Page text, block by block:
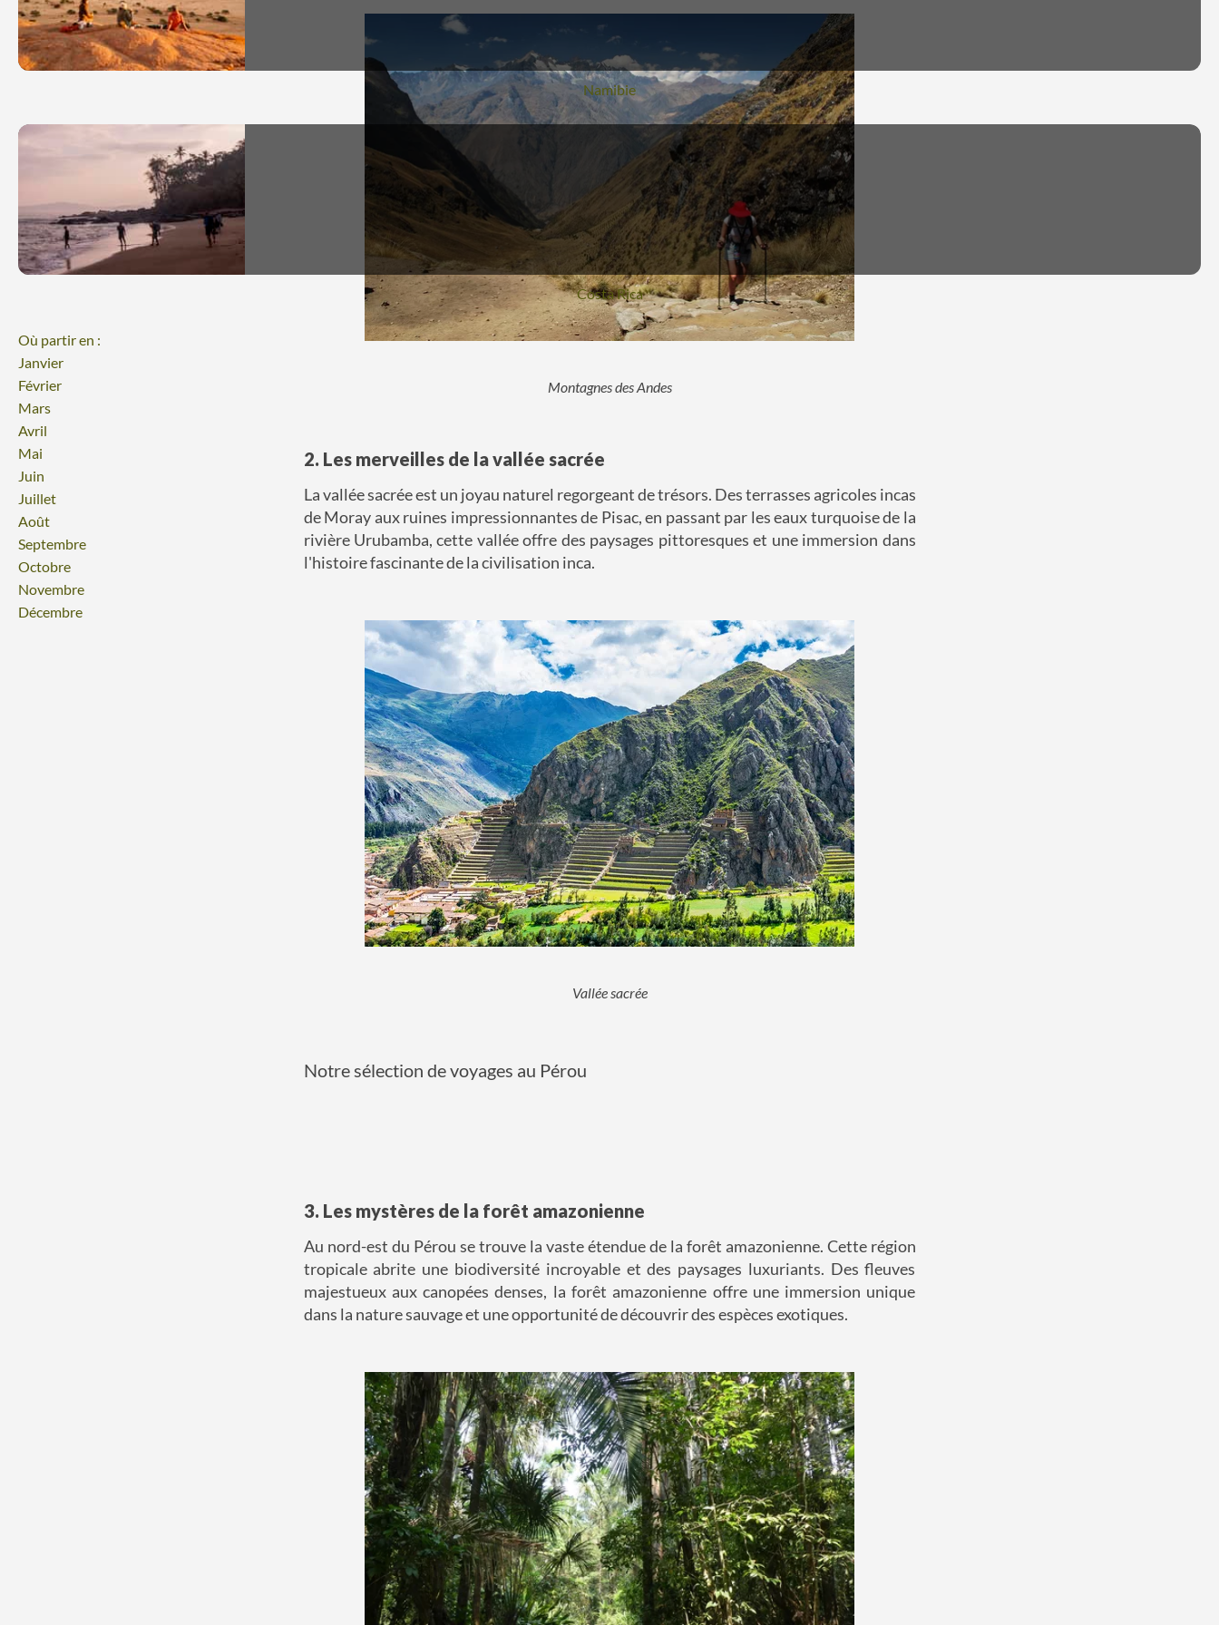
Voyage
Namibie
Voyage
Costa Rica
Où partir en :
Janvier
Février
Mars
Avril
Mai
Juin
Juillet
Août
Septembre
Octobre
Novembre
Décembre
Montagnes des Andes
2. Les merveilles de la vallée sacrée
La vallée sacrée est un joyau naturel regorgeant de trésors. Des terrasses agricoles incas
de Moray aux ruines impressionnantes de Pisac, en passant par les eaux turquoise de la
rivière Urubamba, cette vallée offre des paysages pittoresques et une immersion dans
l'histoire fascinante de la civilisation inca.
Vallée sacrée
Notre sélection de voyages au Pérou
3. Les mystères de la forêt amazonienne
Au nord-est du Pérou se trouve la vaste étendue de la forêt amazonienne. Cette région
tropicale abrite une biodiversité incroyable et des paysages luxuriants. Des fleuves
majestueux aux canopées denses, la forêt amazonienne offre une immersion unique
dans la nature sauvage et une opportunité de découvrir des espèces exotiques.